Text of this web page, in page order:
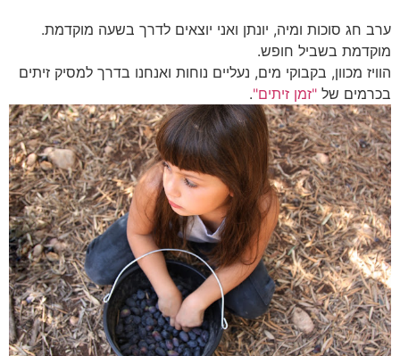
ערב חג סוכות ומיה, יונתן ואני יוצאים לדרך בשעה מוקדמת.
מוקדמת בשביל חופש.
הוויז מכוון, בקבוקי מים, נעליים נוחות ואנחנו בדרך למסיק זיתים
בכרמים של "זמן זיתים".